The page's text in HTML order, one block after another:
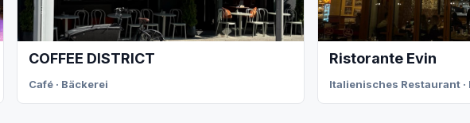
COFFEE DISTRICT
Café · Bäckerei
Ristorante Evin
Italienisches Restaurant ·